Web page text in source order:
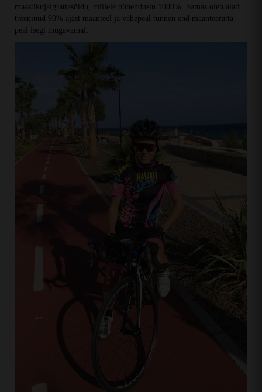
maastikujalgrattasõidu, millele pühendusin 1000%. Samas olen alati
treeninud 90% ajast maanteel ja vahepeal tunnen end maanteeratta
peal isegi mugavamalt.